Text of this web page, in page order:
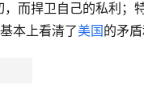
而捍卫自己的私利；
本上看清了美国的矛